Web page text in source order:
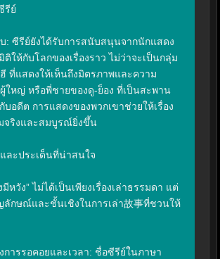
รีย์
: ซีรีย์ยังได้รับการสนับสนุนจากนักแสดง
ให้กับโลกของเรื่องราว ไม่ว่าจะเป็นกลุ่ม
ที่แสดงให้เห็นถึงมิตรภาพและความ
ใหญ่ หรือพี่ชายของดู-ย็อง ที่เป็นสะพาน
บอดีต การแสดงของพวกเขาช่วยให้เรื่อง
จริงและสมบูรณ์ยิ่งขึ้น
ละประเด็นที่น่าสนใจ
มีหวัง” ไม่ได้เป็นเพียงเรื่องเล่าธรรมดา แต่
ลักษณ์และชั้นเชิงในการเล่า故事ที่ชวนให้
ารรอคอยและเวลา: ชื่อซีรีย์ในภาษา